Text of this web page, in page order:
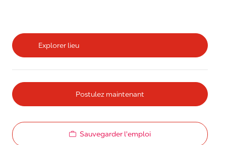
Explorer lieu
Postulez maintenant
Sauvegarder l'emploi